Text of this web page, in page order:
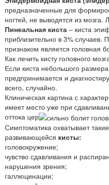
предназначенные для
ногтей, не выводятся из мозга.
Пинеальная киста – киста
приблизительно в 3% случаев.
признаком является головная
Как лечить кисту головного
Если киста небольшого
предпринимается и
всего, случайно.
Клиническая картина с
имеет место уже при
оттока цер
Симптоматика охватывает
развивающейся кисты:
головокружение;
чувство сдавливания и
нарушения зрения;
галлюцинации;